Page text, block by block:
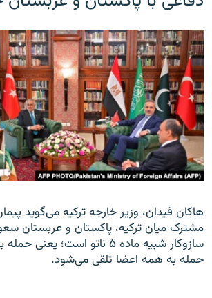
هاکان فیدان، وزیر خارجه ترکیه می‌گوید
مشترک میان ترکیه، پاکستان و عربستان
سازوکار شبیه ماده ۵ ناتو است؛
حمله به همه اعضا تلقی می‌شود.